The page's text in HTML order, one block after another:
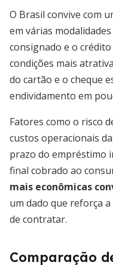
O Brasil convive com
em várias
consignado e o
condições mais
do cartão e o cheque
endividamento em
Fatores como o risco
custos operacionais
prazo do empréstimo
final cobrado ao
mais econômicas
um dado que reforça
de contratar.
Comparação